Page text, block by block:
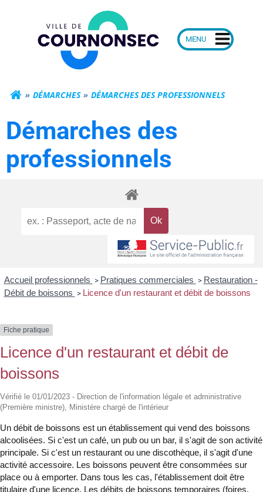
Mairie de
DÉMARCHES DÉMARCHES DES PROFESSIONNELS
Démarches des
professionnels
Accueil professionnels > Pratiques commerciales > Restauration -
Débit de boissons > Licence d'un restaurant et débit de boissons
Fiche pratique
Licence d'un restaurant et débit de
boissons
Vérifié le 01/01/2023 - Direction de l'information légale et administrative
(Première ministre), Ministère chargé de l'intérieur
Un débit de boissons est un établissement qui vend des boissons
alcoolisées. Si c'est un café, un pub ou un bar, il s'agit de son activité
principale. Si c'est un restaurant ou une discothèque, il s'agit d'une
activité accessoire. Les boissons peuvent être consommées sur
place ou à emporter. Dans tous les cas, l'établissement doit être
titulaire d'une licence. Les débits de boissons temporaires (foires,